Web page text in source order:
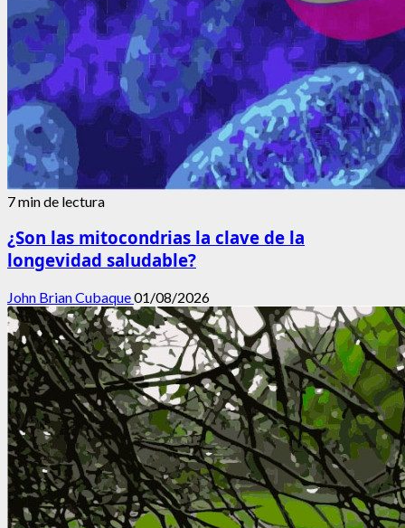
7 min de lectura
¿Son las mitocondrias la clave de la
longevidad saludable?
John Brian Cubaque01/08/2026